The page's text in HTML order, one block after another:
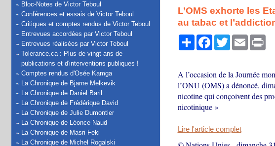
Bloc-Notes de Victor Teboul
Conférences et essais de Victor Teboul
Critiques et comptes rendus de Victor Teboul
Entrevues accordées par Victor Teboul
Entrevues réalisées par Victor Teboul
Tolerance.ca : Plus de vingt ans de
publications et d'interventions publiques !
Comptes rendus d'Osée Kamga
La Chronique de Bjarne Melkevik
La Chronique de Daniel Baril
La Chronique de Frédérique David
La Chronique de Julie Dumontier
La Chronique de Léonce Naud
La Chronique de Masri Feki
La Chronique de Michel Rogalski
L’OMS exhorte les
au tabac et
PartagerFacebook
TwitterEmail
A l’occasion de la Journée
l’ONU (OMS) a dénoncé,
nicotine qui conçoivent des
nicotinique »
Lire l'article complet